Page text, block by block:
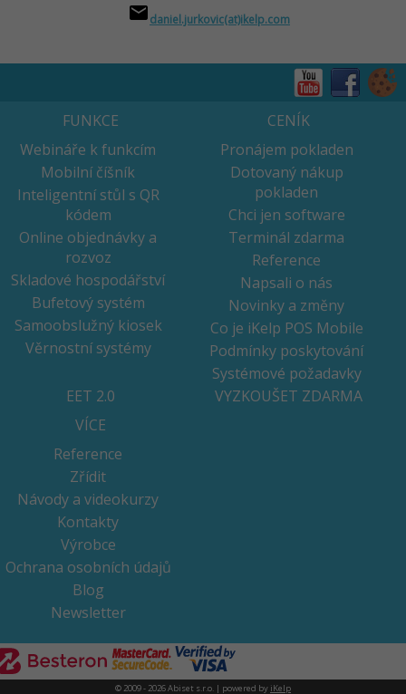
emaildaniel.jurkovic(at)ikelp.com
FUNKCE
Webináře k funkcím
Mobilní číšník
Inteligentní stůl s QR
kódem
Online objednávky a
rozvoz
Skladové hospodářství
Bufetový systém
Samoobslužný kiosek
Věrnostní systémy
CENÍK
Pronájem pokladen
Dotovaný nákup
pokladen
Chci jen software
Terminál zdarma
Reference
Napsali o nás
Novinky a změny
Co je iKelp POS Mobile
Podmínky poskytování
Systémové požadavky
EET 2.0
VYZKOUŠET ZDARMA
VÍCE
Reference
Zřídit
Návody a videokurzy
Kontakty
Výrobce
Ochrana osobních údajů
Blog
Newsletter
© 2009 - 2026 Abiset s.r.o. | powered by iKelp